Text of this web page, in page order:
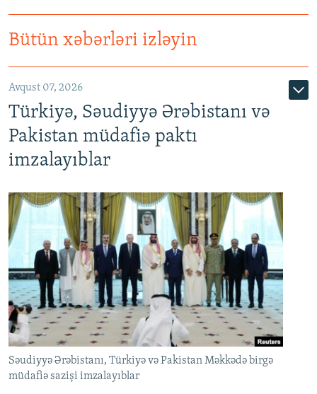
Bütün xəbərləri izləyin
Avqust 07, 2026
Türkiyə, Səudiyyə Ərəbistanı və
Pakistan müdafiə paktı
imzalayıblar
Səudiyyə Ərəbistanı, Türkiyə və Pakistan Məkkədə birgə
müdafiə sazişi imzalayıblar